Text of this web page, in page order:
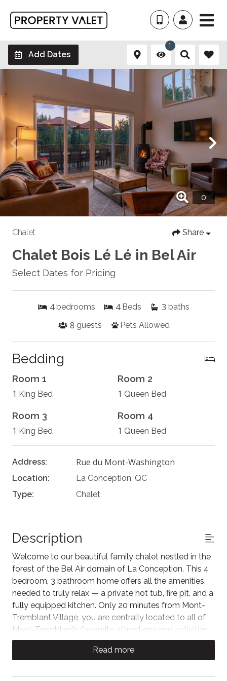
Add Dates
1
Chalet Share
Chalet Bois Lé Lé in Bel Air
Select Dates for Pricing
4 bedrooms 4 Beds 3 baths
8 guests Pets Allowed
Bedding
Room 1
1 King Bed
Room 2
1 Queen Bed
Room 3
1 King Bed
Room 4
1 Queen Bed
Address: Rue du Mont-Washington
Location:
La Conception, QC
Type:
Chalet
Description
Welcome to our beautiful family chalet nestled in the
forest of the Bel Air domain of La Conception. This 4
bedroom, 3 bathroom home offers all the amenities
needed to truly relax — a private hot tub, fire pit, and a
fully equipped kitchen. Only 20 minutes from Mont-
Tremblant Village, you are centrally located to all of
Mont-Tremblant’s favourite attractions and activities.
Large floor to ceiling windows let natural light fill the
main living space. Guests can relax with the fireplace
and Smart TV, or upstairs in the loft area with board
Read more